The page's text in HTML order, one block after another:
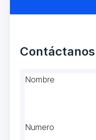
Contáctanos
Nombre
Numero